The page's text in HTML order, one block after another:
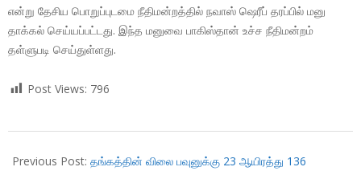
என்று தேசிய பொறுப்புடமை நீதிமன்றத்தில் நவாஸ் ஷெரீப் தரப்பில் மனு
தாக்கல் செய்யப்பட்டது. இந்த மனுவை பாகிஸ்தான் உச்ச நீதிமன்றம்
தள்ளுபடி செய்துள்ளது.
Post Views: 796
01-
Previous Post: தங்கத்தின் விலை பவுனுக்கு 23 ஆயிரத்து 136